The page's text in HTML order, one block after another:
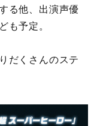
る他、出演声優
も予定。
だくさんのステ